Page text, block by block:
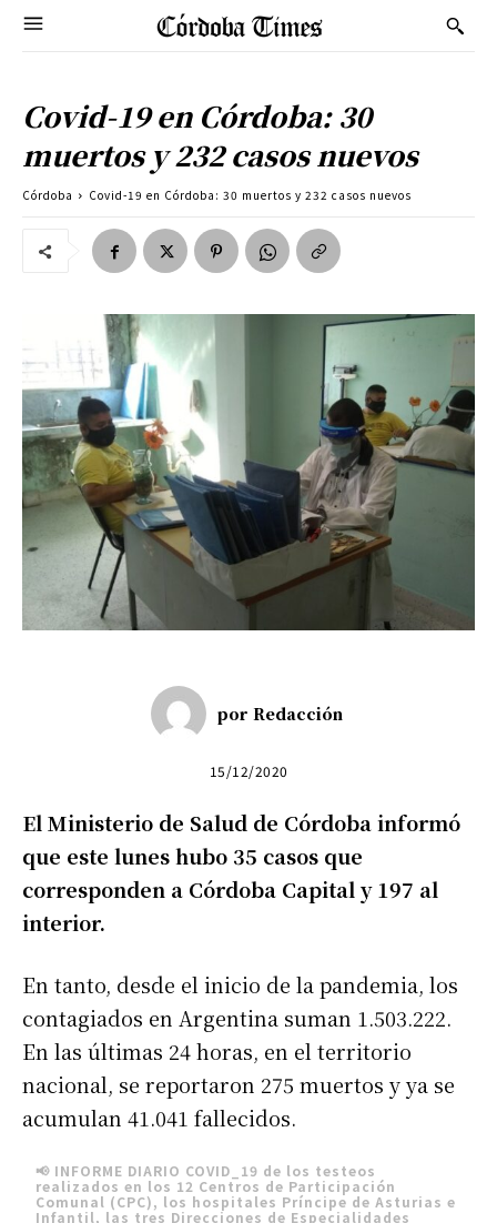
Covid-19 en Córdoba: 30
muertos y 232 casos nuevos
Córdoba Covid-19 en Córdoba: 30 muertos y 232 casos nuevos
por Redacción
15/12/2020
El Ministerio de Salud de Córdoba informó
que este lunes hubo 35 casos que
corresponden a Córdoba Capital y 197 al
interior.
En tanto, desde el inicio de la pandemia, los
contagiados en Argentina suman 1.503.222.
En las últimas 24 horas, en el territorio
nacional, se reportaron 275 muertos y ya se
acumulan 41.041 fallecidos.
📢 INFORME DIARIO COVID_19 de los testeos
realizados en los 12 Centros de Participación
Comunal (CPC), los hospitales Príncipe de Asturias e
Infantil, las tres Direcciones de Especialidades